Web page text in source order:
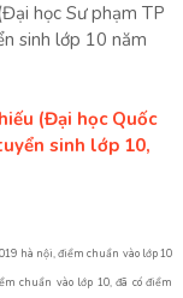
(Đại học Quốc
sinh lớp 10,
hà nội, điểm chuẩn vào lớp 10
chuẩn vào lớp 10, đã có điểm